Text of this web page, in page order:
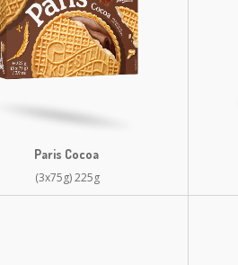
Paris Cocoa
(3x75g) 225g